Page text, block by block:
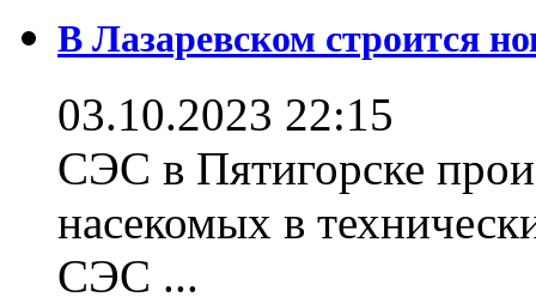
В Лазаревском строится
03.10.2023 22:15
СЭС в Пятигорске
насекомых в
СЭС ...